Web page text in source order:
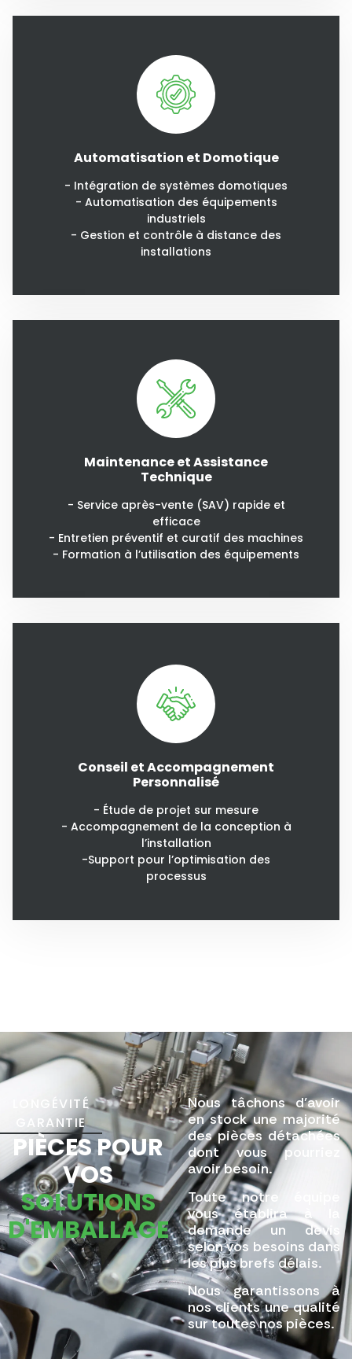
Automatisation et Domotique
- Intégration de systèmes domotiques
- Automatisation des équipements
industriels
- Gestion et contrôle à distance des
installations
Maintenance et Assistance
Technique
- Service après-vente (SAV) rapide et
efficace
- Entretien préventif et curatif des machines
- Formation à l’utilisation des équipements
Conseil et Accompagnement
Personnalisé
- Étude de projet sur mesure
- Accompagnement de la conception à
l’installation
-Support pour l’optimisation des
processus
LONGÉVITÉ
GARANTIE
PIÈCES POUR
VOS
SOLUTIONS
D'EMBALLAGE
Nous tâchons d’avoir
en stock une majorité
des pièces détachées
dont vous pourriez
avoir besoin.
Toute notre équipe
vous établira à la
demande un devis
selon vos besoins dans
les plus brefs délais.
Nous garantissons à
nos clients une qualité
sur toutes nos pièces.